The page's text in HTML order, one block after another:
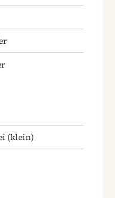
(klein)